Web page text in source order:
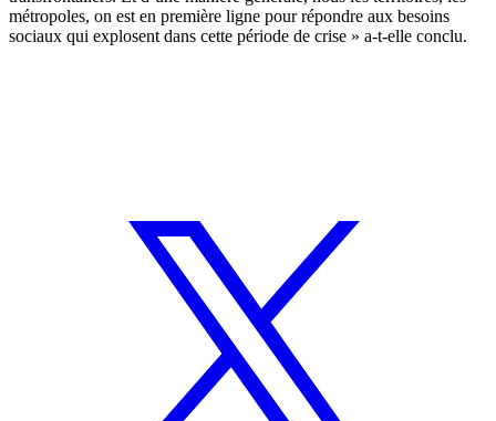
métropoles, on est en première ligne pour répondre aux besoins
sociaux qui explosent dans cette période de crise » a-t-elle conclu.